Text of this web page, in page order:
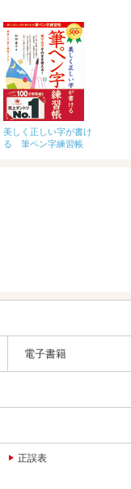
美しく正しい字が書け
る 筆ペン字練習帳
電子書籍
正誤表